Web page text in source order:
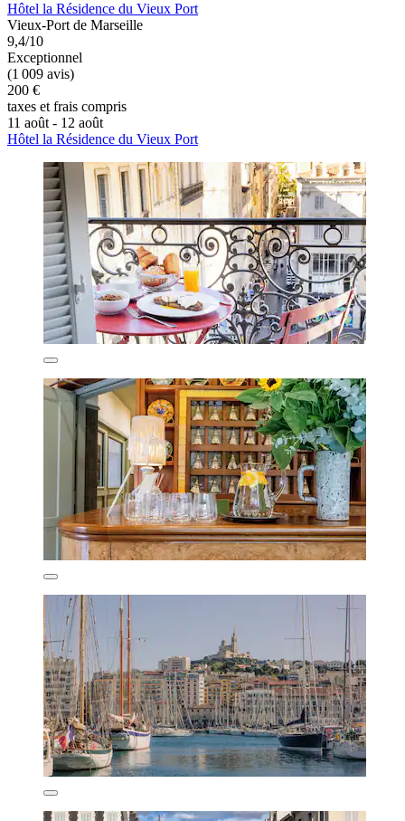
Hôtel la Résidence du Vieux Port
Vieux-Port de Marseille
9,4/10
Exceptionnel
(1 009 avis)
200 €
taxes et frais compris
11 août - 12 août
Hôtel la Résidence du Vieux Port